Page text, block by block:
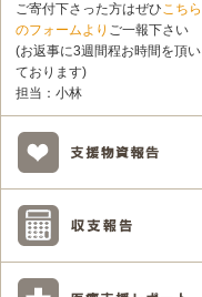
ご寄付下さった方はぜひこちら
のフォームより ご一報下さい
(お返事に3週間程お時間を頂い
ております)
担当：小林